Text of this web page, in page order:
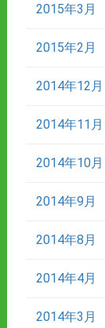
2015年3月
2015年2月
2014年12月
2014年11月
2014年10月
2014年9月
2014年8月
2014年4月
2014年3月